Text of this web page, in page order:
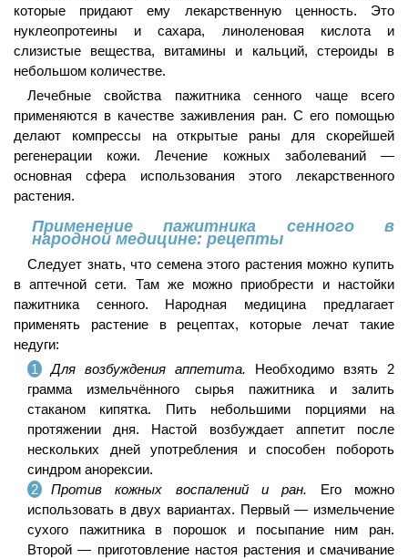
которые придают ему лекарственную ценность. Это
нуклеопротеины и сахара, линоленовая кислота и
слизистые вещества, витамины и кальций, стероиды в
небольшом количестве.
Лечебные свойства пажитника сенного чаще всего
применяются в качестве заживления ран. С его помощью
делают компрессы на открытые раны для скорейшей
регенерации кожи. Лечение кожных заболеваний —
основная сфера использования этого лекарственного
растения.
Применение пажитника сенного в
народной медицине: рецепты
Следует знать, что семена этого растения можно купить
в аптечной сети. Там же можно приобрести и настойки
пажитника сенного. Народная медицина предлагает
применять растение в рецептах, которые лечат такие
недуги:
Для возбуждения аппетита. Необходимо взять 2
грамма измельчённого сырья пажитника и залить
стаканом кипятка. Пить небольшими порциями на
протяжении дня. Настой возбуждает аппетит после
нескольких дней употребления и способен побороть
синдром анорексии.
Против кожных воспалений и ран. Его можно
использовать в двух вариантах. Первый — измельчение
сухого пажитника в порошок и посыпание ним ран.
Второй — приготовление настоя растения и смачивание